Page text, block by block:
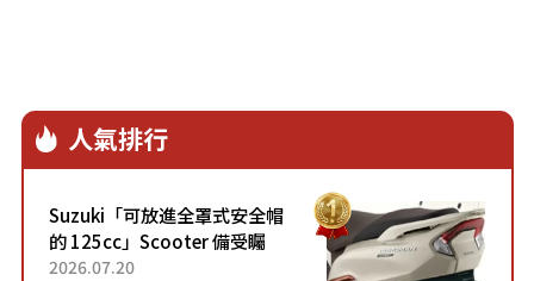
人氣排行
Suzuki「可放進全罩式安全帽
的 125cc」Scooter 備受矚
目！採用全新流線設計與各項
2026.07.20